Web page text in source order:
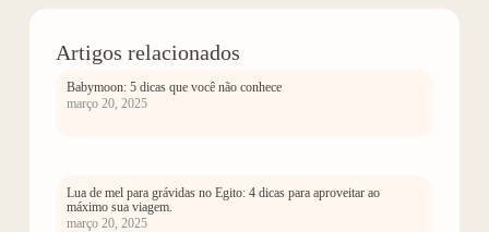
Artigos relacionados
Babymoon: 5 dicas que você não conhece
março 20, 2025
Lua de mel para grávidas no Egito: 4 dicas para aproveitar ao
máximo sua viagem.
março 20, 2025